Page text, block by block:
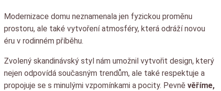
Modernizace domu neznamenala jen fyzickou proměnu
prostoru, ale také vytvoření atmosféry, která odráží novou
éru v rodinném příběhu.
Zvolený skandinávský styl nám umožnil vytvořit design, který
nejen odpovídá současným trendům, ale také respektuje a
propojuje se s minulými vzpomínkami a pocity. Pevně věříme,